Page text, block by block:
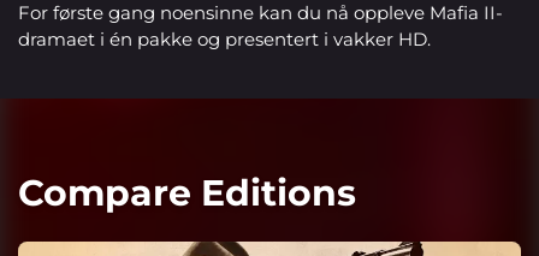
For første gang noensinne kan du nå oppleve Mafia II-
dramaet i én pakke og presentert i vakker HD.
Compare Editions